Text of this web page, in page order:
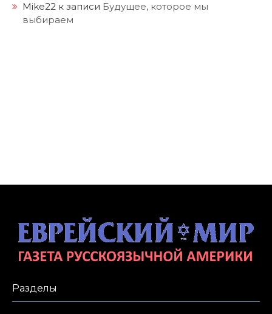
Mike22 к записи Будущее, которое мы
выбираем
Разделы